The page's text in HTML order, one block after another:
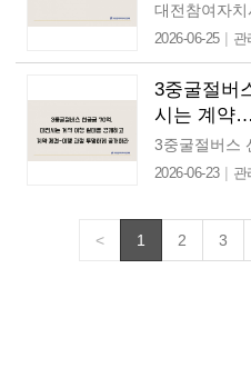
2026-06-25| 관
3중굴절버
시는 계약…
2026-06-23| 관
< 1 2 3